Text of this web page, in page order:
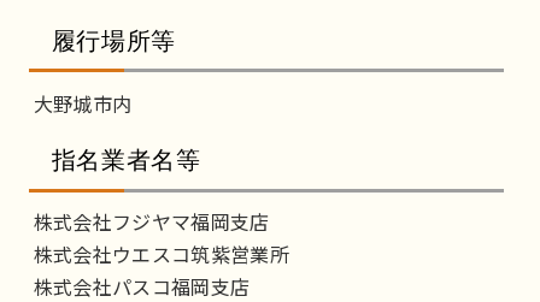
履行場所等
大野城市内
指名業者名等
株式会社フジヤマ福岡支店
株式会社ウエスコ筑紫営業所
株式会社パスコ福岡支店